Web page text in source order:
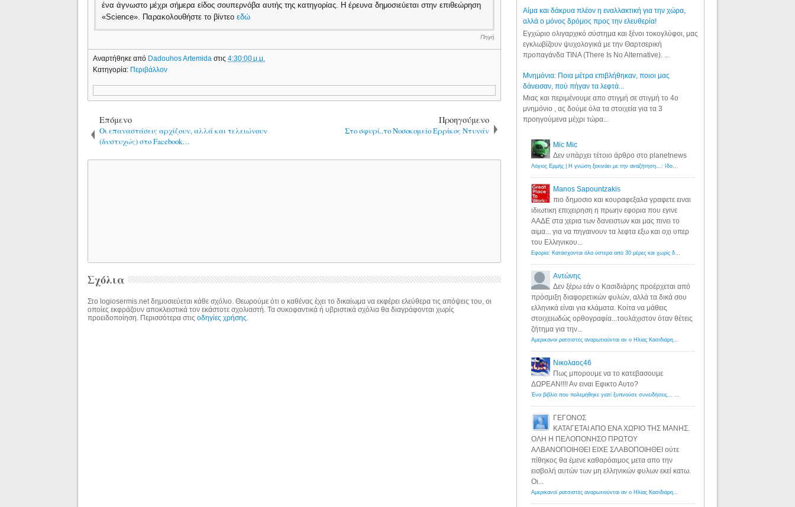
ένα άγνωστο μέχρι σήμερα είδος σουπερνόβα αυτής της κατηγορίας. Η έρευνα δημοσιεύεται στην επιθεώρηση
«Science». Παρακολουθήστε το βίντεοεδώ
Πηγή
Αναρτήθηκε από Dadouhos Artemidaστις4:30:00 μ.μ.
Κατηγορία: Περιβάλλον
Επόμενο
Οι επαναστάσεις αρχίζουν, αλλά και τελειώνουν
(δυστυχώς) στο Facebook…
Προηγούμενο
Στο σφυρί..το Νοσοκομείο Ερρίκος Ντυνάν
Σχόλια
Στο logiosermis.net δημοσιεύεται κάθε σχόλιο. Θεωρούμε ότι ο καθένας έχει το δικαίωμα να εκφέρει ελεύθερα τις απόψεις του, οι
οποίες εκφράζουν αποκλειστικά τον εκάστοτε σχολιαστή. Τα συκοφαντικά ή υβριστικά σχόλια θα διαγράφονται χωρίς
προειδοποίηση. Περισσότερα στιςοδηγίες χρήσης
Αίμα και δάκρυα πλέον η εναλλακτική για την χώρα,
αλλά ο μόνος δρόμος προς την ελευθερία!
Εγχώριο ολιγαρχικό σύστημα και ξένοι τοκογλύφοι, μας
εγκλωβίζουν ψυχολογικά με την Θαρτσερική
προπαγάνδα TINA (There Is No Alternative). ...
Μνημόνια: Ποια μέτρα επιβλήθηκαν, ποιοι μας
δάνεισαν, πού πήγαν τα λεφτά...
Μιας και περιμένουμε απο στιγμή σε στιγμή το 4ο
μνημόνιο , ας δούμε όλα τα στοιχεία για τα 3
προηγούμενα μέχρι τώρα...
Mic Mic
Δεν υπάρχει τέτοιο άρθρο στο planetnews
Λόγιος Ερμής | Η γνώση ξεκινάει με την αναζήτηση...: Ιδού οι 18 που χρωστούν 11 δις ευρώ!
Manos Sapountzakis
πιο δημοσιο και κουραφεξαλα γραφετε ειναι
ιδιωτικη επιχειρηση η πρωην εφορια που εγινε
ΑΑΔΕ στα χερια των δανειστων και μας πινει το
αιμα... για να πηγαινουν τα λεφτα εξω και οχι υπερ
του Ελληνικου...
Εφορία: Κατάσχονται όλα ύστερα από 30 μέρες και χωρίς δικαστικές αποφάσεις - Λόγιος Ερμής
Αντώνης
Δεν ξέρω εάν ο Κασιδιάρης προέρχεται από
πρόσμιξη διαφορετικών φυλών, αλλά τα δικά σου
ελληνικά είναι για κλάματα. Κοίτα να μάθεις
στοιχειωδώς ορθογραφία...τουλάχιστον όταν θέτεις
ζήτημα για την...
Αμερικανοί ρατσιστές αναρωτιούνται αν ο Ηλίας Κασιδιάρης ανήκει στη λευκή φυλή... - Λόγιος Ερμής
Νικολαος46
Πως μπορουμε να το κατεβασουμε
ΔΩΡΕΑΝ!!!! Αν ειναι Εφικτο Αυτο?
Ένα βιβλίο που πολεμήθηκε γιατί ξυπνούσε συνειδήσεις... - Λόγιος Ερμής | Η γνώση ξεκινάει με την αναζήτηση...
ΓΕΓΟΝΟΣ
ΚΑΤΑΓΕΤΑΙ ΑΠΟ ΕΝΑ ΧΩΡΙΟ ΤΗΣ ΜΑΝΗΣ.
ΟΛΗ Η ΠΕΛΟΠΟΝΗΣΟ ΠΡΩΤΟΥ
ΑΛΒΑΝΟΠΟΙΗΘΕΙ ΕΙΧΕ ΣΛΑΒΟΠΟΙΗΘΕΙ ούτε
πίθηκος θα έμενε καθαρόαιμος μετα απο την
εισβολή αυτών των μη ελληνικών φυλων εκεί κατω.
Οι...
Αμερικανοί ρατσιστές αναρωτιούνται αν ο Ηλίας Κασιδιάρης ανήκει στη λευκή φυλή... - Λόγιος Ερμής